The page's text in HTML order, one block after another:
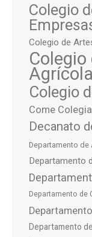
Colegio
Colegio de
Colegio
Colegio
Come
Decanato
Departamento
Departamento
Departamento de
Departamento